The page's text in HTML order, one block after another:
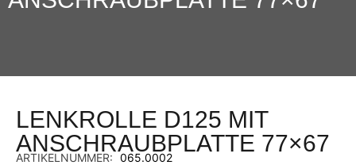
LENKROLLE D125 MIT
ANSCHRAUBPLATTE 77×67
ARTIKELNUMMER: 065.0002